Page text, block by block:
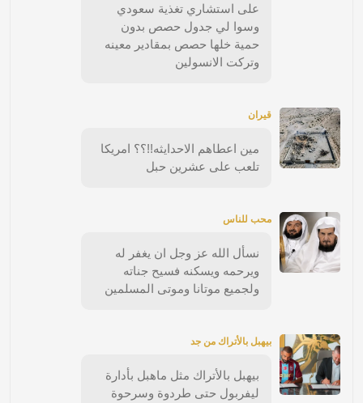
على استشاري تغذية سعودي
وسوا لي جدول حصص بدون
حمية خلها حصص بمقادير معينه
وتركت الانسولين
قيران
مين اعطاهم الاحدايثه!!؟؟ امريكا
تلعب على عشرين حبل
محب للناس
نسأل الله عز وجل ان يغفر له
ويرحمه ويسكنه فسيح جناته
ولجميع موتانا وموتى المسلمين
بيهبل بالأتراك من جد
بيهبل بالأتراك مثل ماهبل بأدارة
ليفربول حتى طردوة وسرحوة